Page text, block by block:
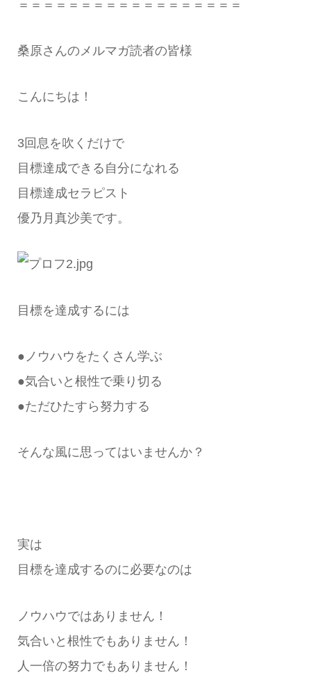
＝＝＝＝＝＝＝＝＝＝＝＝＝＝＝＝＝＝
桑原さんのメルマガ読者の皆様
こんにちは！
3回息を吹くだけで
目標達成できる自分になれる
目標達成セラピスト
優乃月真沙美です。
目標を達成するには
●ノウハウをたくさん学ぶ
●気合いと根性で乗り切る
●ただひたすら努力する
そんな風に思ってはいませんか？
実は
目標を達成するのに必要なのは
ノウハウではありません！
気合いと根性でもありません！
人一倍の努力でもありません！